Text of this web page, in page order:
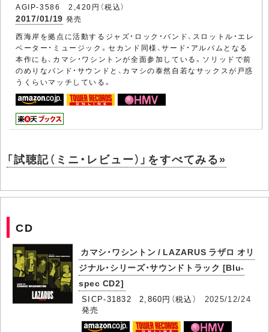
AGIP-3586 2,420円（税込）
2017/01/19 発売
西海岸を拠点に活動するジャズ・ロック・バンド、スロットル・エレ
ベーター・ミュージック。セカンド同様、サード・アルバムとなる
本作にも、カマシ・ワシントンが全面参加している。ソリッドで前
のめりなバンド・サウンドと、カマシの泰然自若なサックスが戸惑
うくらいマッチしている。
「試聴記（ミニ・レビュー）」をすべてみる»
CD
カマシ・ワシントン / LAZARUS ラザロ オリ
ジナル・シリーズ・サウンドトラック [Blu-
spec CD2]
SICP-31832 2,860円（税込） 2025/12/24
発売